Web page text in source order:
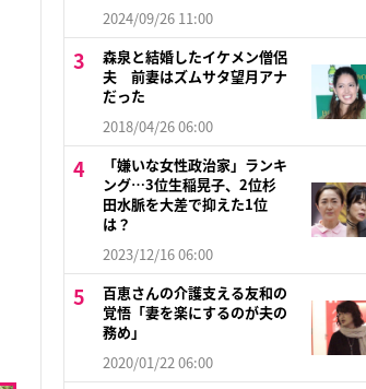
2024/09/26 11:00
森泉と結婚したイケメン僧侶
夫 前妻はズムサタ望月アナ
だった
2018/04/26 06:00
「嫌いな女性政治家」ランキ
ング…3位生稲晃子、2位杉
田水脈を大差で抑えた1位
は？
2023/12/16 06:00
百恵さんの介護支える友和の
覚悟「妻を楽にするのが夫の
務め」
2020/01/22 06:00